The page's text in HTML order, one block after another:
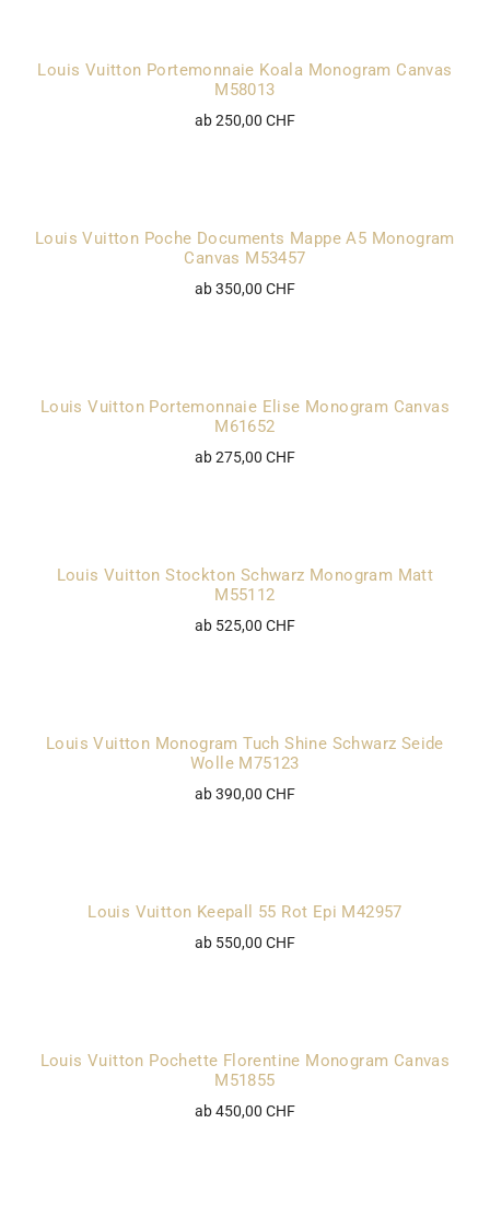
Louis Vuitton Portemonnaie Koala Monogram Canvas
M58013
ab 250,00 CHF
Louis Vuitton Poche Documents Mappe A5 Monogram
Canvas M53457
ab 350,00 CHF
Louis Vuitton Portemonnaie Elise Monogram Canvas
M61652
ab 275,00 CHF
Louis Vuitton Stockton Schwarz Monogram Matt
M55112
ab 525,00 CHF
Louis Vuitton Monogram Tuch Shine Schwarz Seide
Wolle M75123
ab 390,00 CHF
Louis Vuitton Keepall 55 Rot Epi M42957
ab 550,00 CHF
Louis Vuitton Pochette Florentine Monogram Canvas
M51855
ab 450,00 CHF